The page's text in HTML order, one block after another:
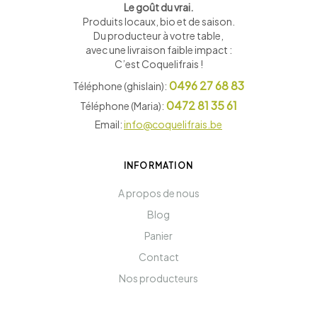
Le goût du vrai.
Produits locaux, bio et de saison
Du producteur à votre table,
avec une livraison faible impact :
C’est Coquelifrais !
Téléphone (ghislain): 0496 27 68 83
Téléphone (Maria): 0472 81 35 61
Email:info@coquelifrais.be
INFORMATION
A propos de nous
Blog
Panier
Contact
Nos producteurs